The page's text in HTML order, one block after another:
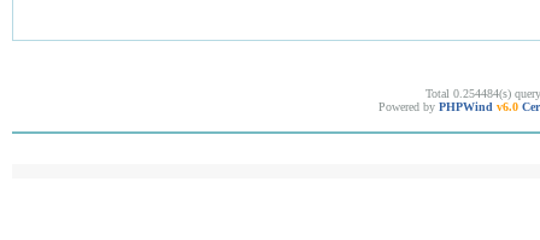
Total 0.254484(s)
Powered by PHPWind v6.0